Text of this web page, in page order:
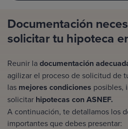
Documentación
solicitar tu hipoteca
Reunir ladocumentación
agilizar el proceso de solicitud de
las mejores condiciones posibles,
solicitar hipotecas con ASNEF.
A continuación, te detallamos los
importantes que debes presentar: